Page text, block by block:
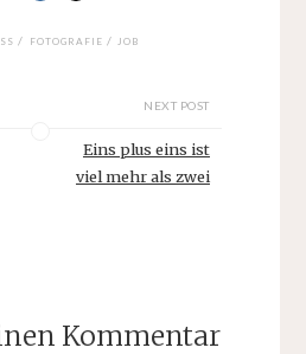
/ FOTOGRAFIE / JOB
NEXT POST
Eins plus eins ist
viel mehr als zwei
Kommentar